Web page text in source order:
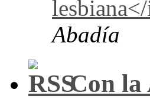
Abadía
Con la